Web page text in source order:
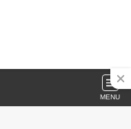
MENU